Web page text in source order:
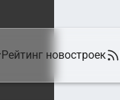
Рейтинг новостроек